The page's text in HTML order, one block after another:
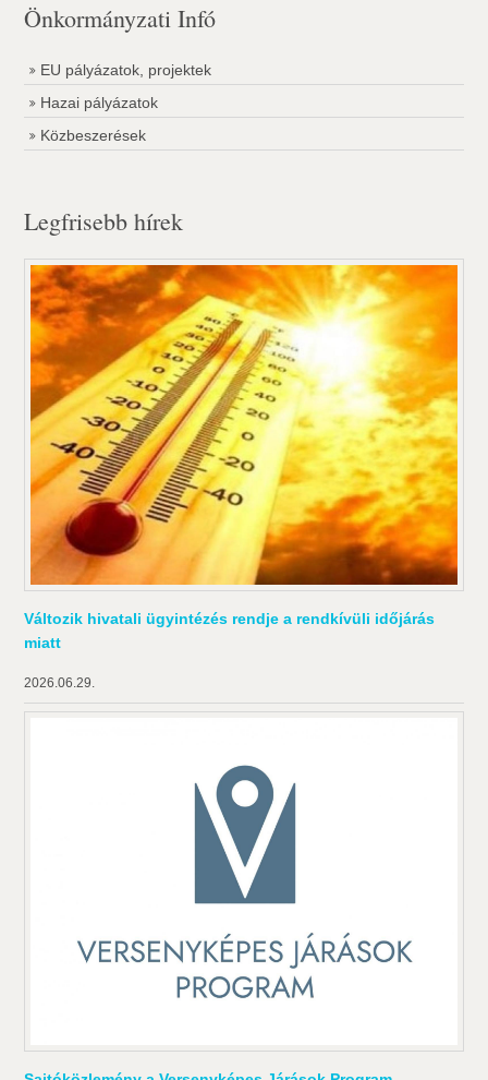
Önkormányzati Infó
EU pályázatok, projektek
Hazai pályázatok
Közbeszerések
Legfrisebb hírek
Változik hivatali ügyintézés rendje a rendkívüli időjárás
miatt
2026.06.29.